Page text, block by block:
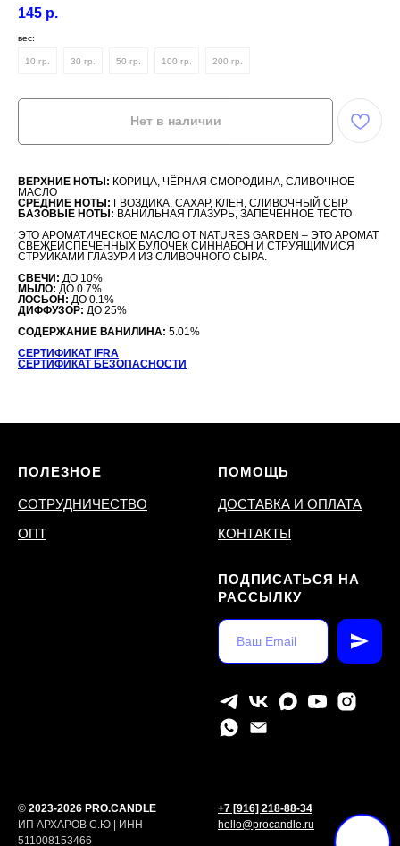
145 р.
вес:
10 гр. 30 гр. 50 гр. 100 гр. 200 гр.
Нет в наличии
ВЕРХНИЕ НОТЫ: КОРИЦА, ЧЁРНАЯ СМОРОДИНА, СЛИВОЧНОЕ
МАСЛО
СРЕДНИЕ НОТЫ: ГВОЗДИКА, САХАР, КЛЕН, СЛИВОЧНЫЙ СЫР
БАЗОВЫЕ НОТЫ: ВАНИЛЬНАЯ ГЛАЗУРЬ, ЗАПЕЧЕННОЕ ТЕСТО
ЭТО АРОМАТИЧЕСКОЕ МАСЛО ОТ NATURES GARDEN – ЭТО АРОМАТ
СВЕЖЕИСПЕЧЕННЫХ БУЛОЧЕК СИННАБОН И СТРУЯЩИМИСЯ
СТРУЙКАМИ ГЛАЗУРИ ИЗ СЛИВОЧНОГО СЫРА.
СВЕЧИ: ДО 10%
МЫЛО: ДО 0.7%
ЛОСЬОН: ДО 0.1%
ДИФФУЗОР: ДО 25%
СОДЕРЖАНИЕ ВАНИЛИНА: 5.01%
СЕРТИФИКАТ IFRA
СЕРТИФИКАТ БЕЗОПАСНОСТИ
ПОЛЕЗНОЕ
СОТРУДНИЧЕСТВО
ОПТ
ПОМОЩЬ
ДОСТАВКА И ОПЛАТА
КОНТАКТЫ
ПОДПИСАТЬСЯ НА
РАССЫЛКУ
© 2023-2026 PRO.CANDLE
ИП АРХАРОВ С.Ю | ИНН
511008153466
+7 [916] 218-88-34
hello@procandle.ru